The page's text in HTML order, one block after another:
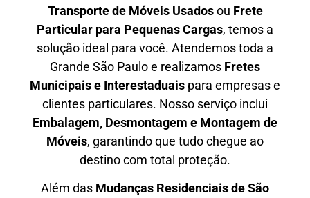
Transporte de Móveis Usadosou Frete
Particular para Pequenas Cargas, temos a
solução ideal para você. Atendemostoda a
Grande São Pauloe realizamos Fretes
Municipais e Interestaduais para empresas e
clientes particulares. Nosso serviço inclui
Embalagem, Desmontagem e Montagem de
Móveis, garantindo que tudo chegue ao
destino com total proteção.
Além das Mudanças Residenciais de São